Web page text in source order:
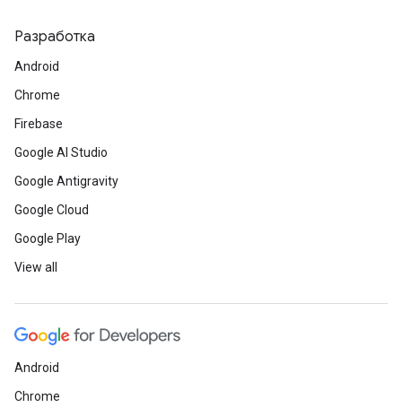
Разработка
Android
Chrome
Firebase
Google AI Studio
Google Antigravity
Google Cloud
Google Play
View all
Android
Chrome